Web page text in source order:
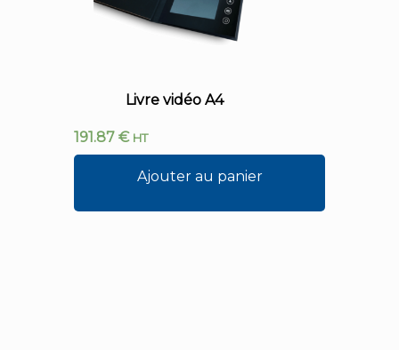
Livre vidéo A4
191.87 € HT
Ajouter au panier